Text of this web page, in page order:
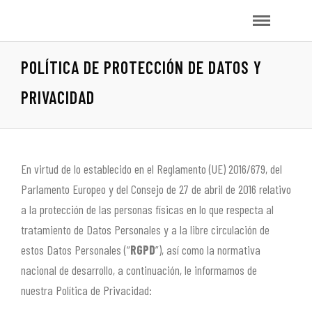
POLÍTICA DE PROTECCIÓN DE DATOS Y
PRIVACIDAD
En virtud de lo establecido en el Reglamento (UE) 2016/679, del
Parlamento Europeo y del Consejo de 27 de abril de 2016 relativo
a la protección de las personas físicas en lo que respecta al
tratamiento de Datos Personales y a la libre circulación de
estos Datos Personales (“RGPD”), así como la normativa
nacional de desarrollo, a continuación, le informamos de
nuestra Política de Privacidad: